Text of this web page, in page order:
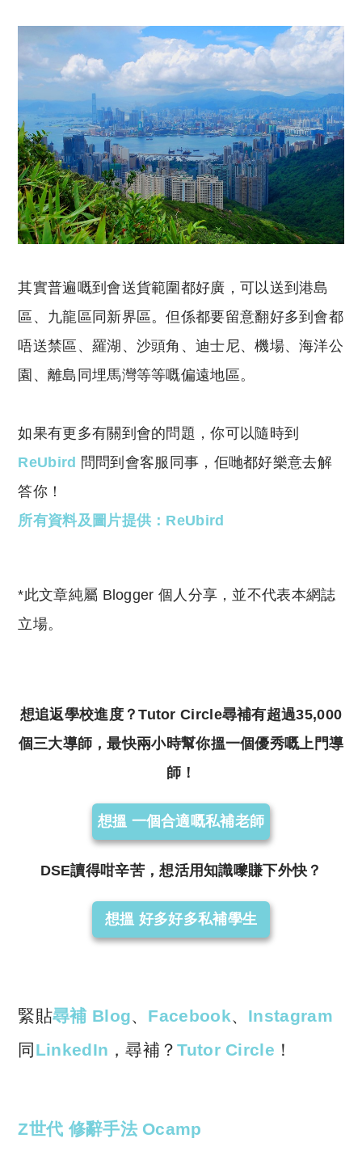
其實普遍嘅到會送貨範圍都好廣，可以送到港島
區、九龍區同新界區。但係都要留意翻好多到會都
唔送禁區、羅湖、沙頭角、迪士尼、機場、海洋公
園、離島同埋馬灣等等嘅偏遠地區。
如果有更多有關到會的問題，你可以隨時到
ReUbird 問問到會客服同事，佢哋都好樂意去解
答你！
所有資料及圖片提供：ReUbird
*此文章純屬 Blogger 個人分享，並不代表本網誌
立場。
想追返學校進度？Tutor Circle尋補有超過35,000
個三大導師，最快兩小時幫你搵一個優秀嘅上門導
師！
想搵 一個合適嘅私補老師
DSE讀得咁辛苦，想活用知識嚟賺下外快？
想搵 好多好多私補學生
緊貼尋補 Blog、 Facebook、 Instagram
同 LinkedIn ，尋補？Tutor Circle ！
Z世代 修辭手法Ocamp